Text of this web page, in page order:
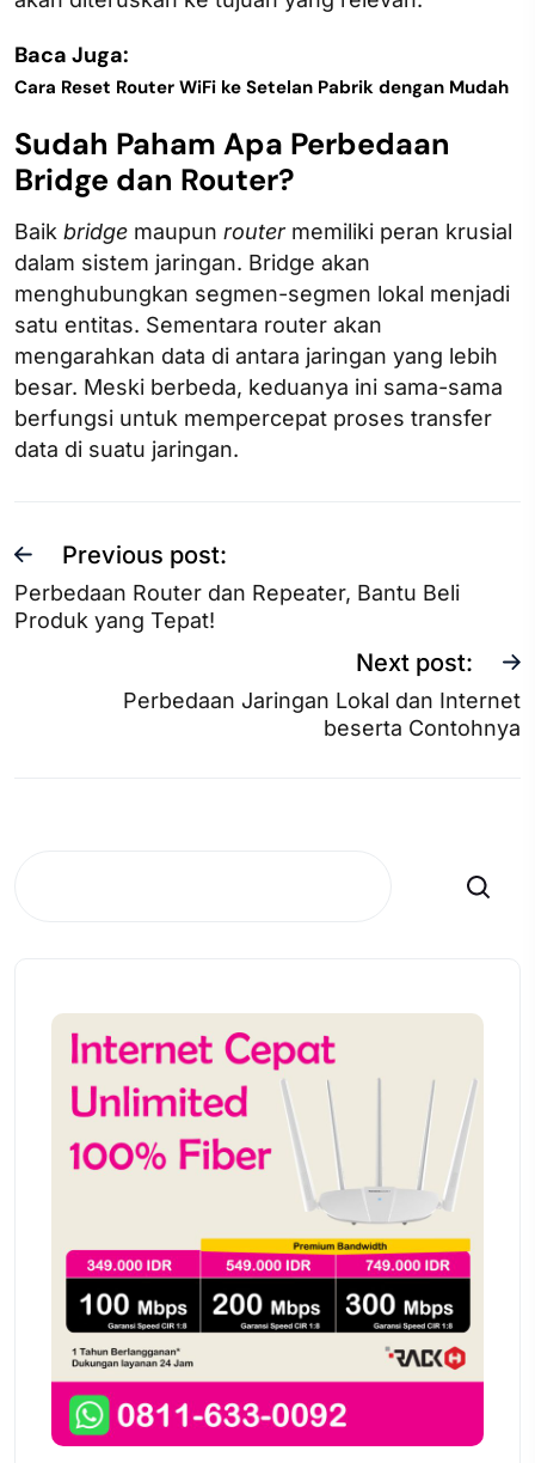
Baca Juga:
Cara Reset Router WiFi ke Setelan Pabrik dengan Mudah
Sudah Paham Apa Perbedaan
Bridge dan Router?
Baik bridge maupun routermemiliki peran krusial
dalam sistem jaringan. Bridge akan
menghubungkan segmen-segmen lokal menjadi
satu entitas. Sementara router akan
mengarahkan data di antara jaringan yang lebih
besar. Meski berbeda, keduanya ini sama-sama
berfungsi untuk mempercepat proses transfer
data di suatu jaringan.
Previous post:
Perbedaan Router dan Repeater, Bantu Beli
Produk yang Tepat!
Next post:
Perbedaan Jaringan Lokal dan Internet
beserta Contohnya
Search